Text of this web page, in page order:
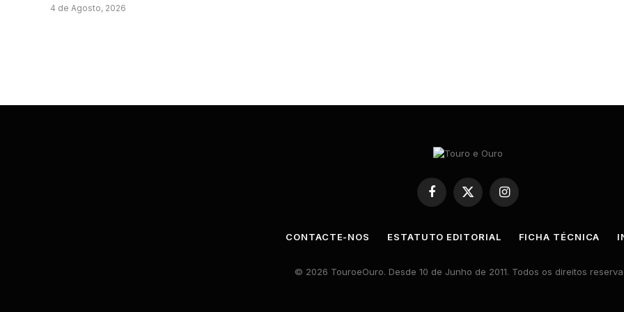
4 de Agosto, 2026
Facebook
X
Instagram
CONTACTE-NOS ESTATUTO EDITORIAL FICHA TÉCNICA
© 2026 TouroeOuro. Desde 10 de Junho de 2011. Todos os direitos